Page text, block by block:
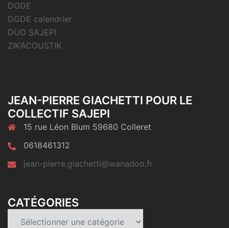
DGDE
DGDE calendrier
DUO SAJEPI
ZIK’ACOUSTIK
JEAN-PIERRE GIACHETTI POUR LE
COLLECTIF SAJEPI
15 rue Léon Blum 59680 Colleret
0618461312
jean-pierre.giachetti@wanadoo.fr
CATÉGORIES